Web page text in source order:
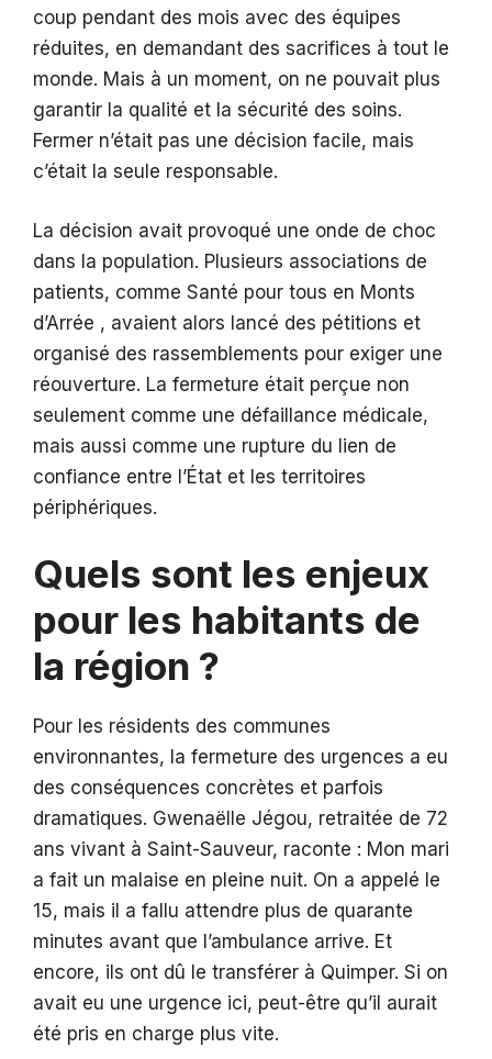
coup pendant des mois avec des équipes
réduites, en demandant des sacrifices à tout le
monde. Mais à un moment, on ne pouvait plus
garantir la qualité et la sécurité des soins.
Fermer n’était pas une décision facile, mais
c’était la seule responsable.
La décision avait provoqué une onde de choc
dans la population. Plusieurs associations de
patients, comme Santé pour tous en Monts
d’Arrée , avaient alors lancé des pétitions et
organisé des rassemblements pour exiger une
réouverture. La fermeture était perçue non
seulement comme une défaillance médicale,
mais aussi comme une rupture du lien de
confiance entre l’État et les territoires
périphériques.
Quels sont les enjeux
pour les habitants de
la région ?
Pour les résidents des communes
environnantes, la fermeture des urgences a eu
des conséquences concrètes et parfois
dramatiques. Gwenaëlle Jégou, retraitée de 72
ans vivant à Saint-Sauveur, raconte : Mon mari
a fait un malaise en pleine nuit. On a appelé le
15, mais il a fallu attendre plus de quarante
minutes avant que l’ambulance arrive. Et
encore, ils ont dû le transférer à Quimper. Si on
avait eu une urgence ici, peut-être qu’il aurait
été pris en charge plus vite.